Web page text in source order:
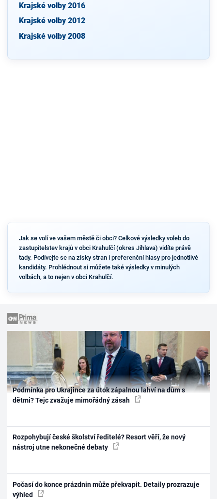
Krajské volby 2016
Krajské volby 2012
Krajské volby 2008
Jak se volí ve vašem městě či obci? Celkové výsledky voleb do
zastupitelstev krajů v obci Krahulčí (okres Jihlava) vidíte právě
tady. Podívejte se na zisky stran i preferenční hlasy pro jednotlivé
kandidáty. Prohlédnout si můžete také výsledky v minulých
volbách, a to nejen v obci Krahulčí.
Podmínka pro Ukrajince za útok zápalnou lahví na dům s
dětmi? Tejc zvažuje mimořádný zásah
Rozpohybují české školství ředitelé? Resort věří, že nový
nástroj utne nekonečné debaty
Počasí do konce prázdnin může překvapit. Detaily prozrazuje
výhled